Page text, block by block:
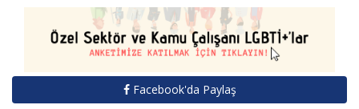
Facebook'da Paylaş